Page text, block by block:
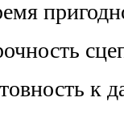
к